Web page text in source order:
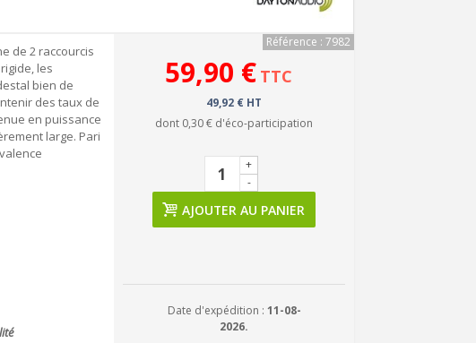
de 2 raccourcis
les
bien de
des taux de
en puissance
large. Pari
Référence : 7982
59,90 € TTC
49,92 € HT
dont 0,30 € d'éco-participation
-
+
AJOUTER AU PANIER
Date d'expédition : 11-08-
2026.